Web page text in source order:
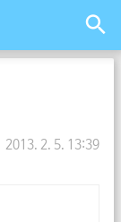
2013. 2. 5. 13:39